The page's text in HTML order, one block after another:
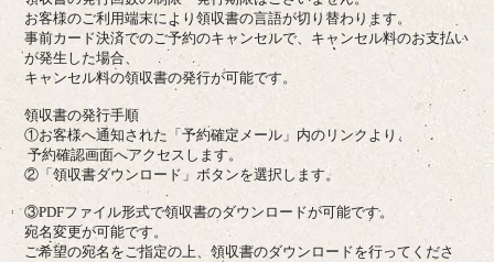
お客様のご利用端末により領収書の言語が切り替わります。
事前カード決済でのご予約のキャンセルで、キャンセル料のお支払い
が発生した場合、
キャンセル料の領収書の発行が可能です。
領収書の発行手順
①お客様へ通知された「予約確定メール」内のリンクより、
予約確認画面へアクセスします。
②「領収書ダウンロード」ボタンを選択します。
③PDFファイル形式で領収書のダウンロードが可能です。
宛名変更が可能です。
ご希望の宛名をご指定の上、領収書のダウンロードを行ってくださ